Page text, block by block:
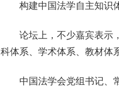
构建中国法学自主知识
论坛上，不少嘉宾表示，
科体系、学术体系、教材体
中国法学会党组书记、常